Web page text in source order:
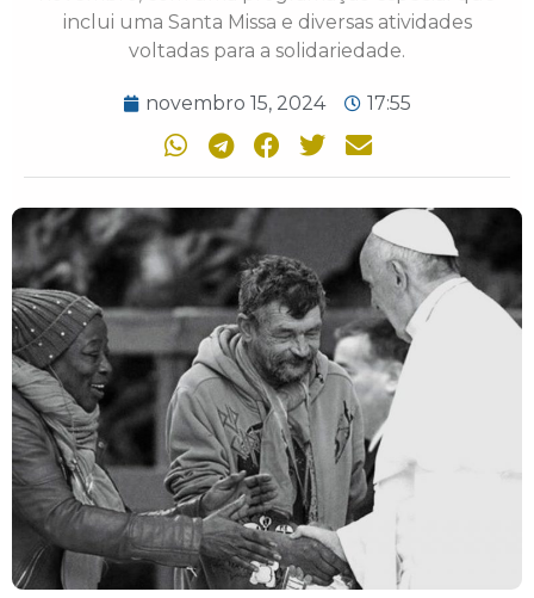
inclui uma Santa Missa e diversas atividades
voltadas para a solidariedade.
novembro 15, 2024 17:55